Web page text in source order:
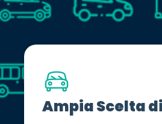
Ampia Scelta